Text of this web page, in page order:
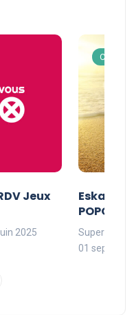
Jeux
2025
Eskarina
01